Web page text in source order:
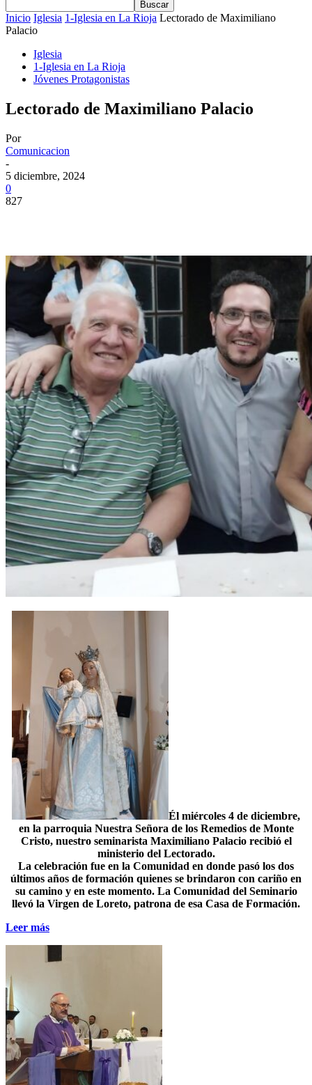
Inicio Iglesia 1-Iglesia en La Rioja Lectorado de Maximiliano
Palacio
Iglesia
1-Iglesia en La Rioja
Jóvenes Protagonistas
Lectorado de Maximiliano Palacio
Por
Comunicacion
-
5 diciembre, 2024
0
827
Él miércoles 4 de diciembre,
en la parroquia Nuestra Señora de los Remedios de Monte
Cristo, nuestro seminarista Maximiliano Palacio recibió el
ministerio del Lectorado.
La celebración fue en la Comunidad en donde pasó los dos
últimos años de formación quienes se brindaron con cariño en
su camino y en este momento. La Comunidad del Seminario
llevó la Virgen de Loreto, patrona de esa Casa de Formación.
Leer más